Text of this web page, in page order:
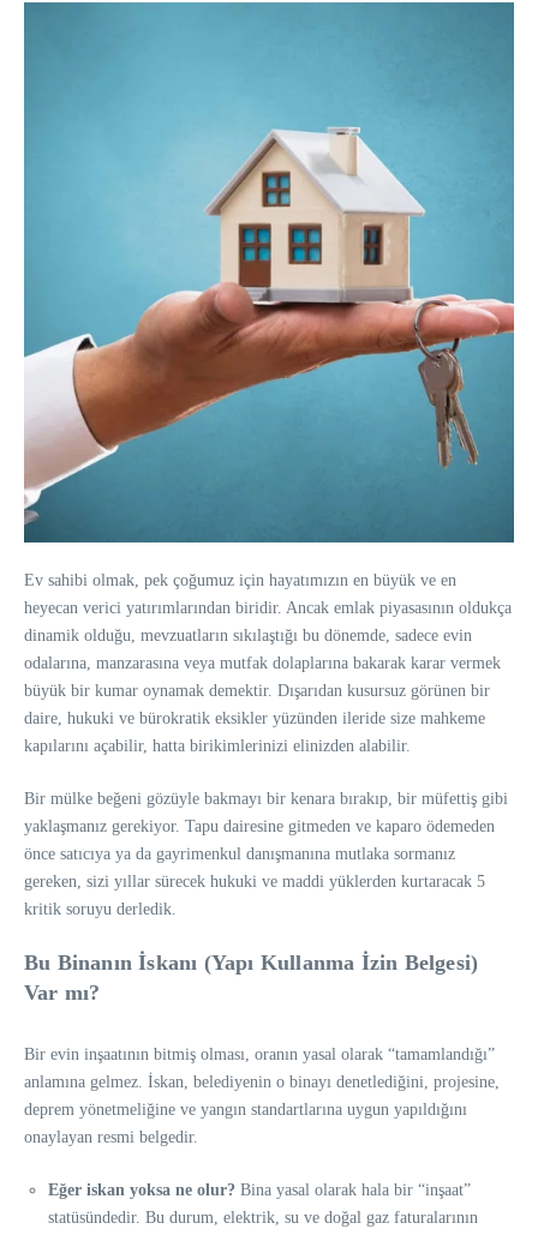
Ev sahibi olmak, pek çoğumuz için hayatımızın en büyük ve en
heyecan verici yatırımlarından biridir. Ancak emlak piyasasının oldukça
dinamik olduğu, mevzuatların sıkılaştığı bu dönemde, sadece evin
odalarına, manzarasına veya mutfak dolaplarına bakarak karar vermek
büyük bir kumar oynamak demektir. Dışarıdan kusursuz görünen bir
daire, hukuki ve bürokratik eksikler yüzünden ileride size mahkeme
kapılarını açabilir, hatta birikimlerinizi elinizden alabilir.
Bir mülke beğeni gözüyle bakmayı bir kenara bırakıp, bir müfettiş gibi
yaklaşmanız gerekiyor. Tapu dairesine gitmeden ve kaparo ödemeden
önce satıcıya ya da gayrimenkul danışmanına mutlaka sormanız
gereken, sizi yıllar sürecek hukuki ve maddi yüklerden kurtaracak 5
kritik soruyu derledik.
Bu Binanın İskanı (Yapı Kullanma İzin Belgesi)
Var mı?
Bir evin inşaatının bitmiş olması, oranın yasal olarak “tamamlandığı”
anlamına gelmez. İskan, belediyenin o binayı denetlediğini, projesine,
deprem yönetmeliğine ve yangın standartlarına uygun yapıldığını
onaylayan resmi belgedir.
Eğer iskan yoksa ne olur? Bina yasal olarak hala bir “inşaat”
statüsündedir. Bu durum, elektrik, su ve doğal gaz faturalarının